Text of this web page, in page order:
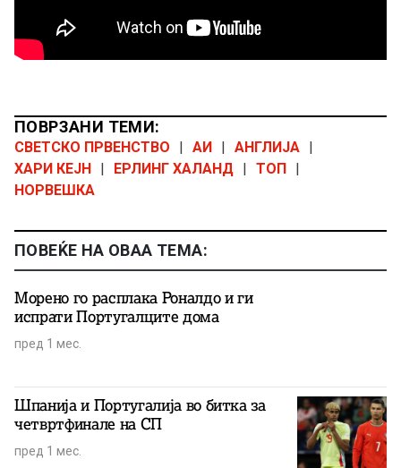
ПОВРЗАНИ ТЕМИ:
СВЕТСКО ПРВЕНСТВО | АИ | АНГЛИЈА |
ХАРИ КЕЈН | ЕРЛИНГ ХАЛАНД | ТОП |
НОРВЕШКА
ПОВЕЌЕ НА ОВАА ТЕМА:
Морено го расплака Роналдо и ги
испрати Португалците дома
пред 1 мес.
Шпанија и Португалија во битка за
четвртфинале на СП
пред 1 мес.